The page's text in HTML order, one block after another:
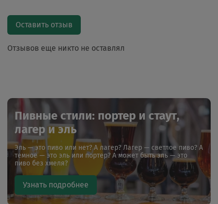
Отзывов еще никто не оставлял
Оставить отзыв
Пивные стили: портер и стаут,
лагер и эль
Эль — это пиво или нет? А лагер? Лагер — светлое пиво? А
темное — это эль или портер? А может быть эль — это
пиво без хмеля?
Узнать подробнее